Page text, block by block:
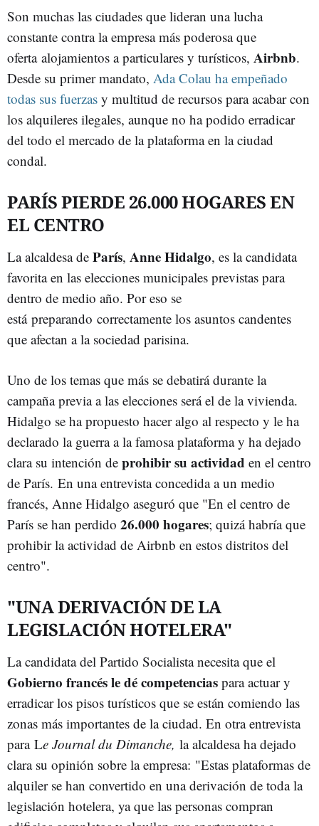
Son muchas las ciudades que lideran una lucha
constante contra la empresa más poderosa que
oferta alojamientos a particulares y turísticos, Airbnb.
Desde su primer mandato, Ada Colau ha empeñado
todas sus fuerzas y multitud de recursos para acabar con
los alquileres ilegales, aunque no ha podido erradicar
del todo el mercado de la plataforma en la ciudad
condal.
PARÍS PIERDE 26.000 HOGARES EN
EL CENTRO
La alcaldesa de París, Anne Hidalgo, es la candidata
favorita en las elecciones municipales previstas para
dentro de medio año. Por eso se
está preparando correctamente los asuntos candentes
que afectan a la sociedad parisina.
Uno de los temas que más se debatirá durante la
campaña previa a las elecciones será el de la vivienda.
Hidalgo se ha propuesto hacer algo al respecto y le ha
declarado la guerra a la famosa plataforma y ha dejado
clara su intención de prohibir su actividad en el centro
de París. En una entrevista concedida a un medio
francés, Anne Hidalgo aseguró que "En el centro de
París se han perdido 26.000 hogares; quizá habría que
prohibir la actividad de Airbnb en estos distritos del
centro".
"UNA DERIVACIÓN DE LA
LEGISLACIÓN HOTELERA"
La candidata del Partido Socialista necesita que el
Gobierno francés le dé competencias para actuar y
erradicar los pisos turísticos que se están comiendo las
zonas más importantes de la ciudad. En otra entrevista
para Le Journal du Dimanche, la alcaldesa ha dejado
clara su opinión sobre la empresa: "Estas plataformas de
alquiler se han convertido en una derivación de toda la
legislación hotelera, ya que las personas compran